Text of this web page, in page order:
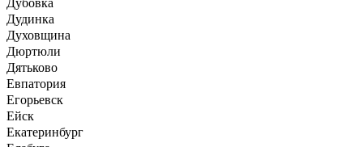
Дудинка
Духовщина
Дюртюли
Дятьково
Евпатория
Егорьевск
Ейск
Екатеринбург